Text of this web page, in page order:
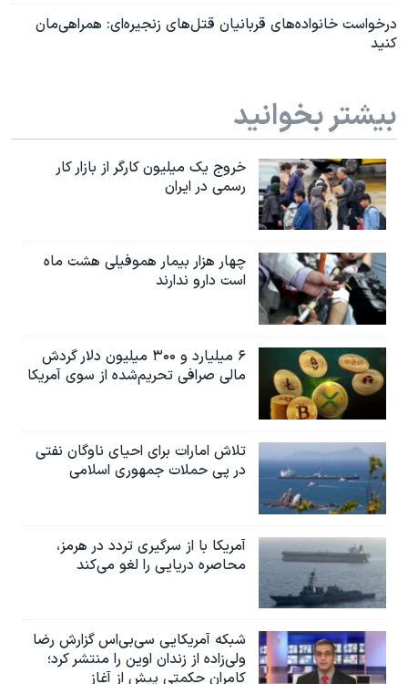
درخواست خانواده‌های قربانیان قتل‌های زنجیره‌ای: همراهی‌مان
کنید
بیشتر بخوانید
خروج یک میلیون کارگر از بازار کار
رسمی در ایران
چهار هزار بیمار هموفیلی هشت ماه
است دارو ندارند
۶ میلیارد و ۳۰۰ میلیون دلار گردش
مالی صرافی تحریم‌شده از سوی آمریکا
تلاش امارات برای احیای ناوگان نفتی
در پی حملات جمهوری اسلامی
آمریکا با از سرگیری تردد در هرمز،
محاصره دریایی را لغو می‌کند
شبکه آمریکایی سی‌بی‌‌اس گزارش رضا
ولی‌زاده از زندان اوین را منتشر کرد؛
کامران حکمتی پیش از آغاز